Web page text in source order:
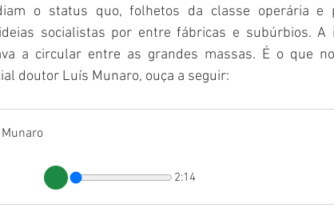
o status quo, folhetos da classe operária e
socialistas por entre fábricas e subúrbios. A
a circular entre as grandes massas. É o que
doutor Luís Munaro, ouça a seguir:
2:14